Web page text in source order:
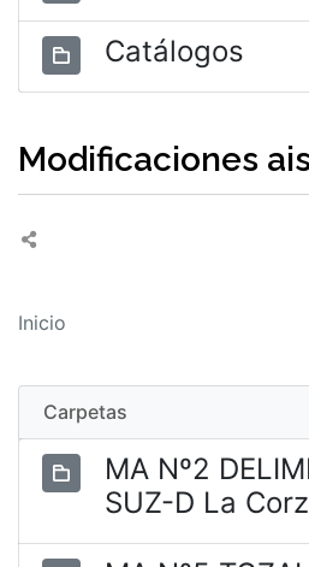
Catálogos
Modificaciones
Inicio
Carpetas
MA Nº2
SUZ-D La